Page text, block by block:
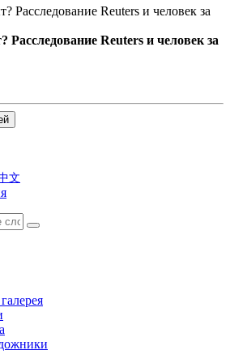
Расследование Reuters и человек за
文